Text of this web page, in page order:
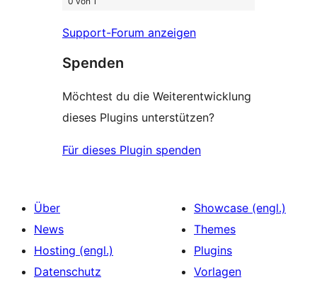
Support-Forum anzeigen
Spenden
Möchtest du die Weiterentwicklung
dieses Plugins unterstützen?
Für dieses Plugin spenden
Über
News
Hosting (engl.)
Datenschutz
Showcase (engl.)
Themes
Plugins
Vorlagen